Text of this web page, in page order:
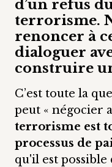
d’un refus
terrorisme.
renoncer à
dialoguer
construire
C’est toute la
peut « négocier
terrorisme est
processus de
qu'il est